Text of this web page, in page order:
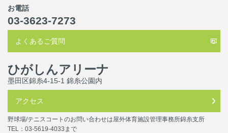
お電話
03-3623-7273
よくあるご質問
ひがしんアリーナ
墨田区錦糸4-15-1 錦糸公園内
アクセス
野球場/テニスコートのお問い合わせは屋外体育施設管理事務所錦糸支所
TEL：03-5619-4033まで